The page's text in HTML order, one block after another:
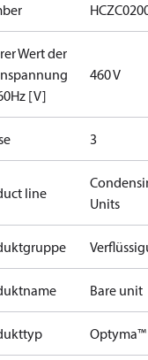
Wert der
[V]
460 V
3
line
Units
Bare unit
Optyma™